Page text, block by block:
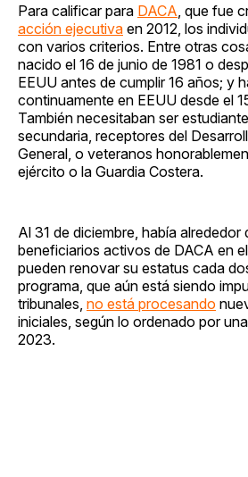
Para calificar para DACA , que fue
acción ejecutiva en 2012, los
con varios criterios. Entre otras
nacido el 16 de junio de 1981 o
EEUU antes de cumplir 16 años; y
continuamente en EEUU desde el
También necesitaban ser
secundaria, receptores del
General, o veteranos
ejército o la Guardia Costera.
Al 31 de diciembre, había alrededor
beneficiarios activos de DACA en
pueden renovar su estatus cada
programa, que aún está siendo
tribunales, no está procesando
iniciales, según lo ordenado por
2023.